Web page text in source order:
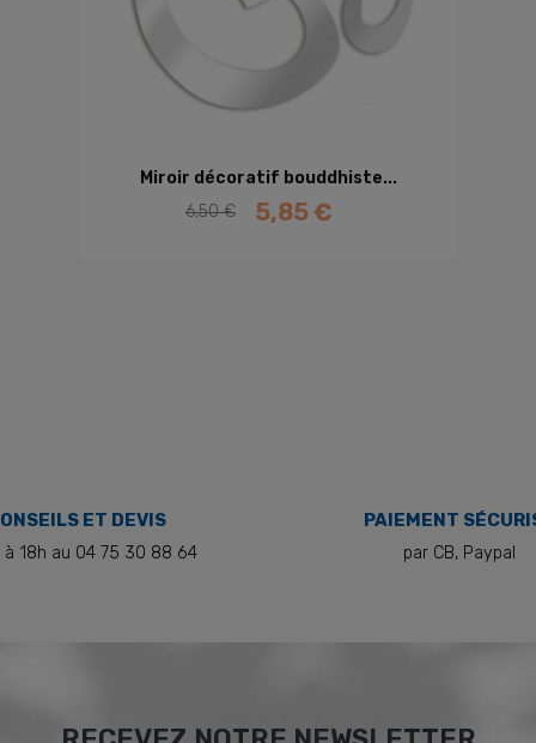
AJOUTER AU PANIER
Miroir décoratif bouddhiste...
Prix de base
6,50 € Prix
5,85 €
ET DEVIS
à 18h au 04 75 30 88 64
PAIEMENT
par CB, Paypal